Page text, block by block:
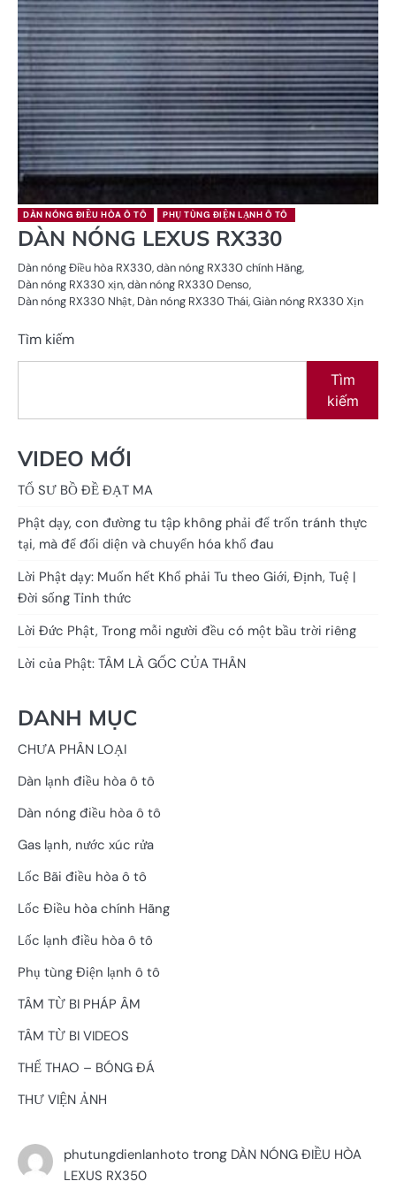
DÀN NÓNG ĐIỀU HÒA Ô TÔ PHỤ TÙNG ĐIỆN LẠNH Ô TÔ
DÀN NÓNG LEXUS RX330
Dàn nóng Điều hòa RX330, dàn nóng RX330 chính Hãng,
Dàn nóng RX330 xịn, dàn nóng RX330 Denso,
Dàn nóng RX330 Nhật, Dàn nóng RX330 Thái, Giàn nóng RX330 Xịn
Tìm kiếm
Tìm
kiếm
VIDEO MỚI
TỔ SƯ BỒ ĐỀ ĐẠT MA
Phật dạy, con đường tu tập không phải để trốn tránh thực
tại, mà để đối diện và chuyển hóa khổ đau
Lời Phật dạy: Muốn hết Khổ phải Tu theo Giới, Định, Tuệ |
Đời sống Tỉnh thức
Lời Đức Phật, Trong mỗi người đều có một bầu trời riêng
Lời của Phật: TÂM LÀ GỐC CỦA THÂN
DANH MỤC
CHƯA PHÂN LOẠI
Dàn lạnh điều hòa ô tô
Dàn nóng điều hòa ô tô
Gas lạnh, nước xúc rửa
Lốc Bãi điều hòa ô tô
Lốc Điều hòa chính Hãng
Lốc lạnh điều hòa ô tô
Phụ tùng Điện lạnh ô tô
TÂM TỪ BI PHÁP ÂM
TÂM TỪ BI VIDEOS
THỂ THAO – BÓNG ĐÁ
THƯ VIỆN ẢNH
phutungdienlanhoto trong DÀN NÓNG ĐIỀU HÒA
LEXUS RX350